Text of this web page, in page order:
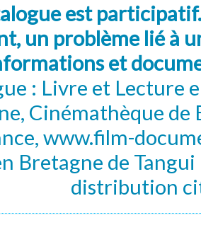
est
un problème lié à
et
: Livre et Lecture
Cinémathèque de
www.film-
Bretagne de
distribution